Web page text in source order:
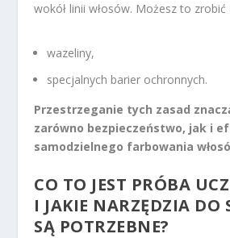
wokół linii włosów. Możesz to
wazeliny,
specjalnych barier ochronnych.
Przestrzeganie tych zasad
zarówno bezpieczeństwo, jak i
samodzielnego farbowania
CO TO JEST PRÓBA
I JAKIE NARZĘDZIA DO
SĄ POTRZEBNE?